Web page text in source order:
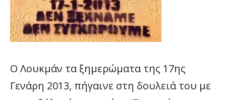
Ο Λουκμάν τα ξημερώματα της 17ης
Γενάρη 2013, πήγαινε στη δουλειά του με